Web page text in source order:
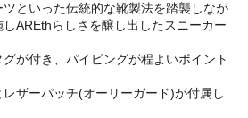
といった伝統的な靴製法を踏襲しなが
AREthらしさを醸し出したスニーカー
が付き、パイピングが程よいポイント
ザーパッチ(オーリーガード)が付属し